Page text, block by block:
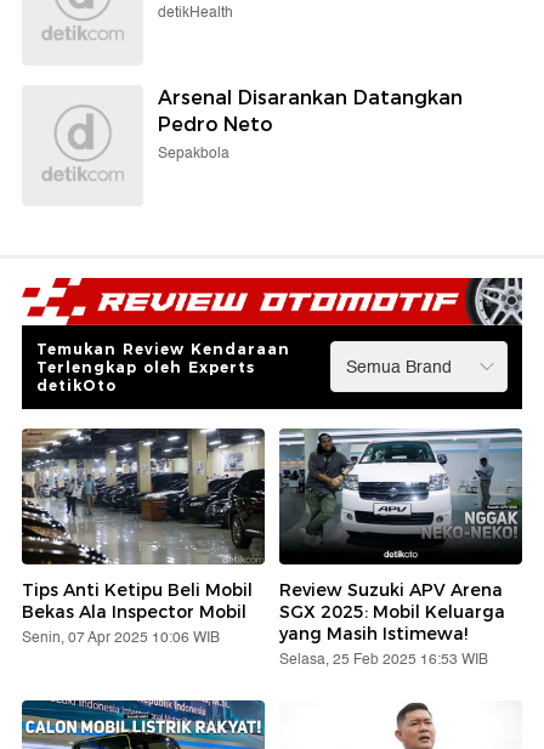
detikHealth
Arsenal Disarankan Datangkan
Pedro Neto
Sepakbola
Temukan Review Kendaraan
Terlengkap oleh Experts
detikOto
Tips Anti Ketipu Beli Mobil
Bekas Ala Inspector Mobil
Senin, 07 Apr 2025 10:06 WIB
Review Suzuki APV Arena
SGX 2025: Mobil Keluarga
yang Masih Istimewa!
Selasa, 25 Feb 2025 16:53 WIB